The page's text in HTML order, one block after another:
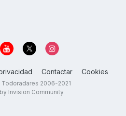
Contactar Cookies
2006-2021
Invision Community